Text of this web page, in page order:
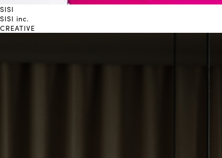
SISI
SISI inc.
CREATIVE